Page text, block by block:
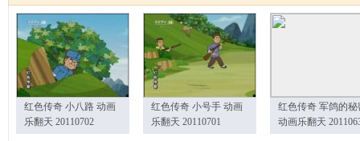
红色传奇 小八路 动画
乐翻天 20110702
红色传奇 小号手 动画
乐翻天 20110701
红色传奇 军鸽的秘
动画乐翻天